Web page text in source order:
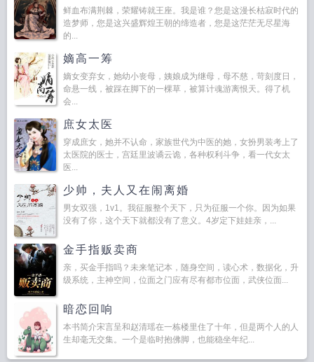
鲜血布满荆棘，荣耀铸就王座。我是谁？您是这漫长枯寂时代的
造梦师，您是这兴盛辉煌王朝的缔造者，您是这茫茫无尽星海
的...
嫡高一筹
嫡女变弃女，她幼小丧母，姨娘成为继母，母不慈，苛刻度日，
命悬一线，被踩在脚下的一棵草，被算计魂游离恨天。得了机
会...
庶女太医
穿成庶女，她并不认命，家族世代为中医的她，女扮男装考上了
太医院的医士，宫廷里波谲云诡，各种权利斗争，看一代女太
医...
少帅，夫人又在闹离婚
男女双强，1v1。我征服整个天下，只为征服一个你。因为如果
没有了你，这个天下就都没有了意义。4岁定下娃娃亲，...
金手指贩卖商
亲，买金手指吗？未来笔记本，随身空间，读心术，数据化，升
级系统，主神空间，位面之门应有尽有都市位面，武侠位面...
暗恋回响
本书简介宋言呈和赵清瑶在一栋楼里住了十年，但是两个人的人
生却毫无交集。一个是临时抱佛脚，也能稳坐年纪...